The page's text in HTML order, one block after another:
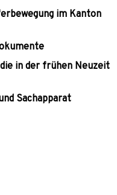
im Kanton
in der frühen Neuzeit
Sachapparat